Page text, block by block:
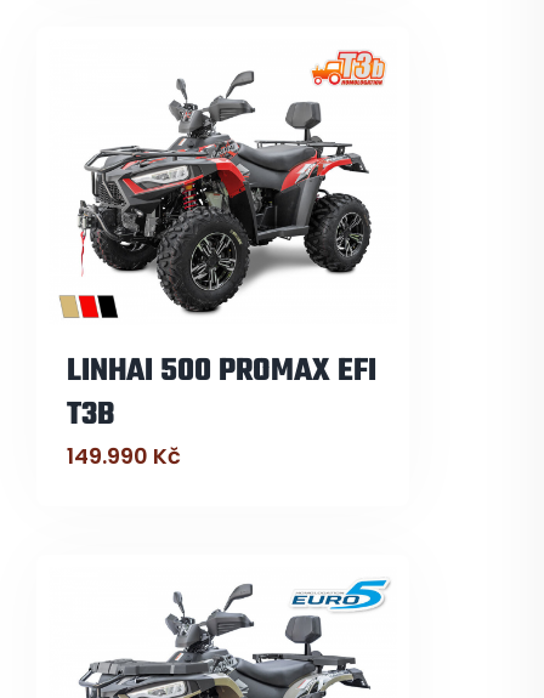
LINHAI 500 PROMAX EFI
T3B
149.990 Kč